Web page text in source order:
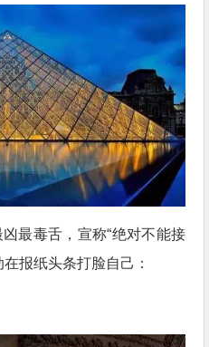
最毒舌，宣称“绝对不能接
报纸头条打脸自己：